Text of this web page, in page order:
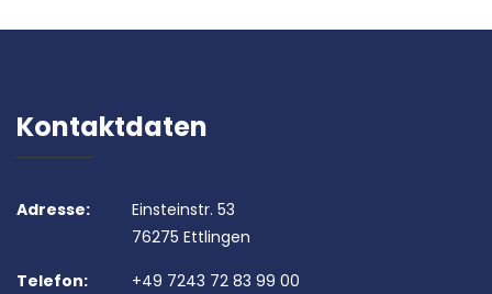
Kontaktdaten
Adresse:
Einsteinstr. 53
76275 Ettlingen
Telefon:
+49 7243 72 83 99 00